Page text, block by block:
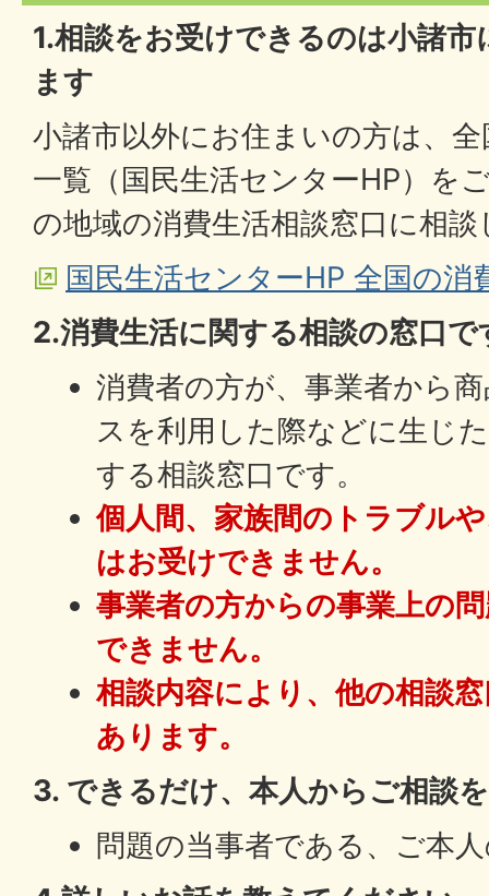
1.相談をお受けできるのは小諸
ます
小諸市以外にお住まいの方は、
一覧（国民生活センターHP）を
の地域の消費生活相談窓口に相
国民生活センターHP 全国の消
2.消費生活に関する相談の窓口で
消費者の方が、事業者から
スを利用した際などに生じ
する相談窓口です。
個人間、家族間のトラブル
はお受けできません。
事業者の方からの事業上の
できません。
相談内容により、他の相談
あります。
3. できるだけ、本人からご相談を
問題の当事者である、ご本